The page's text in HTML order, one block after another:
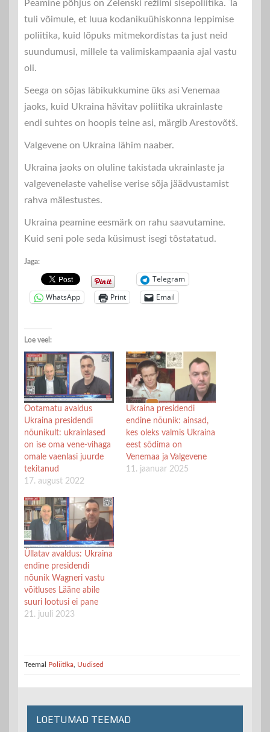
Peamine põhjus on Zelenski režiimi sisepoliitika. Ta
tuli võimule, et luua kodanikuühiskonna leppimise
poliitika, kuid lõpuks mitmekordistas ta just neid
suundumusi, millele ta valimiskampaania ajal vastu
oli.
Seega on sõjas läbikukkumine üks asi Venemaa
jaoks, kuid Ukraina hävitav poliitika ukrainlaste
endi suhtes on hoopis teine ​​asi, märgib Arestovõtš.
Valgevene on Ukraina lähim naaber.
Ukraina jaoks on oluline takistada ukrainlaste ja
valgevenelaste vahelise verise sõja jäädvustamist
rahva mälestustes.
Ukraina peamine eesmärk on rahu saavutamine.
Kuid seni pole seda küsimust isegi tõstatatud.
Jaga:
Telegram
WhatsApp
Print Email
Loe veel:
Ootamatu avaldus
Ukraina presidendi
nõunikult: ukrainlased
on ise oma vene-vihaga
omale vaenlasi juurde
tekitanud
17. august 2022
Ukraina presidendi
endine nõunik: ainsad,
kes oleks valmis Ukraina
eest sõdima on
Venemaa ja Valgevene
11. jaanuar 2025
Üllatav avaldus: Ukraina
endine presidendi
nõunik Wagneri vastu
võitluses Lääne abile
suuri lootusi ei pane
21. juuli 2023
Teemal Poliitika Uudised
LOETUMAD TEEMAD